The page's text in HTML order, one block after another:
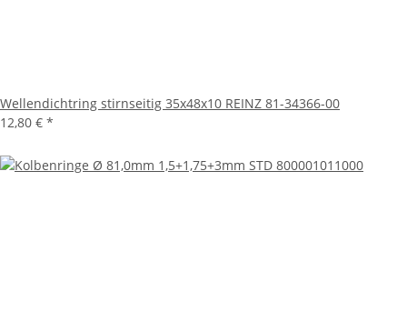
Wellendichtring stirnseitig 35x48x10 REINZ 81-34366-00
12,80 € *